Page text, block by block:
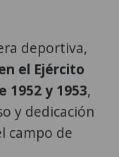
deportiva,
el Ejército
1952 y 1953,
y dedicación
campo de